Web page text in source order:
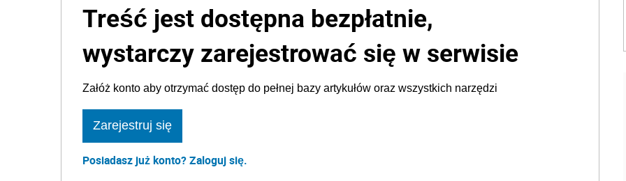
Treść jest dostępna bezpłatnie,
wystarczy zarejestrować się w serwisie
Załóż konto aby otrzymać dostęp do pełnej bazy artykułów oraz wszystkich narzędzi
Zarejestruj się
Posiadasz już konto? Zaloguj się.